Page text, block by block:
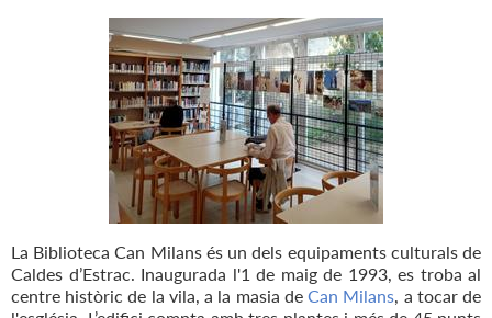
La Biblioteca Can Milans és un dels equipaments culturals de
Caldes d’Estrac. Inaugurada l'1 de maig de 1993, es troba al
centre històric de la vila, a la masia deCan Milans, a tocar de